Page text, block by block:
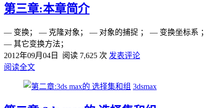
第三章:本章简介
— 变换； — 克隆对象； — 对象的捕捉 ； — 变换坐标系 ；
— 其它变换方法；
2012年09月04日
阅读 7,625 次 发表评论
阅读全文
3dsmax